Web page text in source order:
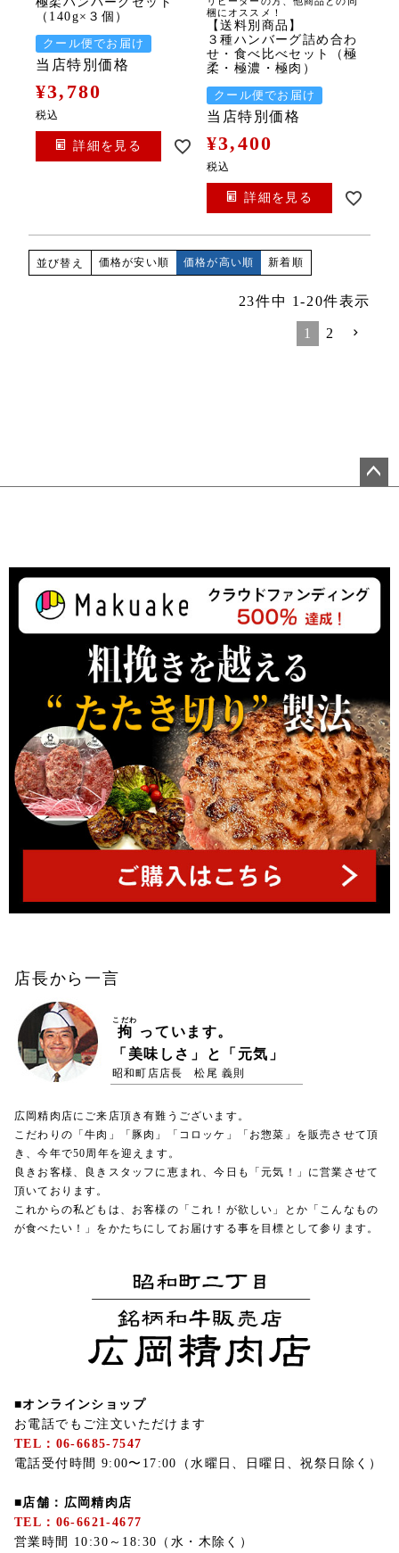
（140g×３個）
クール便でお届け
当店特別価格
¥3,780
税込
詳細を見る
梱にオススメ！
【送料別商品】
３種ハンバーグ詰め合わ
せ・食べ比べセット（極
柔・極濃・極肉）
クール便でお届け
当店特別価格
¥3,400
税込
詳細を見る
並び替え 価格が安い順 価格が高い順 新着順
23件中 1-20件表示
1 2
ト
ッ
へ
店長から一言
拘
こだわ
っています。
「美味しさ」と「元気」
昭和町店店長 松尾 義則
広岡精肉店にご来店頂き有難うございます。
こだわりの「牛肉」「豚肉」「コロッケ」「お惣菜」を販売させて頂
き、今年で50周年を迎えます。
良きお客様、良きスタッフに恵まれ、今日も「元気！」に営業させて
頂いております。
これからの私どもは、お客様の「これ！が欲しい」とか「こんなもの
が食べたい！」をかたちにしてお届けする事を目標として参ります。
■オンラインショップ
お電話でもご注文いただけます
TEL：06-6685-7547
電話受付時間 9:00〜17:00（水曜日、日曜日、祝祭日除く）
■店舗：広岡精肉店
TEL：06-6621-4677
営業時間 10:30～18:30（水・木除く）